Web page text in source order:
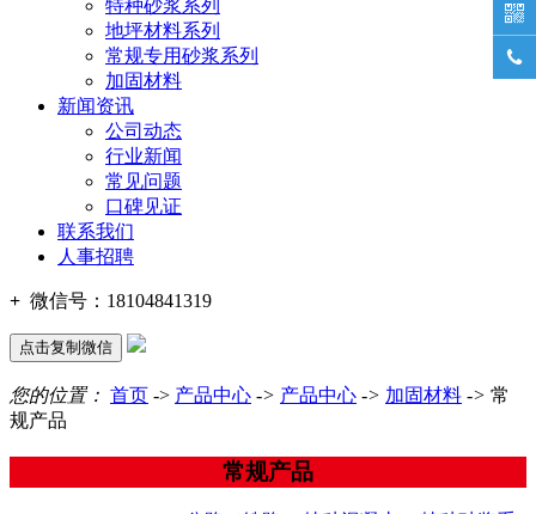
特种砂浆系列
地坪材料系列
常规专用砂浆系列
加固材料
新闻资讯
公司动态
行业新闻
常见问题
口碑见证
联系我们
人事招聘
+ 微信号： 18104841319
点击复制微信
您的位置： 首页 -> 产品中心 -> 产品中心 -> 加固材料 -> 常
规产品
常规产品

